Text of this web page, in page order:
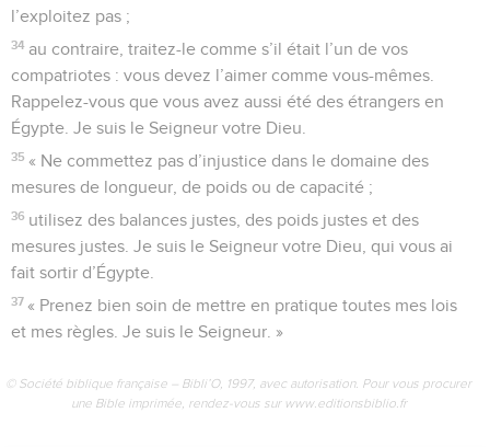
l’exploitez pas ;
34 au contraire, traitez-le comme s’il était l’un de vos
compatriotes : vous devez l’aimer comme vous-mêmes.
Rappelez-vous que vous avez aussi été des étrangers en
Égypte. Je suis le Seigneur votre Dieu.
35 « Ne commettez pas d’injustice dans le domaine des
mesures de longueur, de poids ou de capacité ;
36 utilisez des balances justes, des poids justes et des
mesures justes. Je suis le Seigneur votre Dieu, qui vous ai
fait sortir d’Égypte.
37 « Prenez bien soin de mettre en pratique toutes mes lois
et mes règles. Je suis le Seigneur. »
© Société biblique française – Bibli’O, 1997, avec autorisation. Pour vous procurer
une Bible imprimée, rendez-vous sur www.editionsbiblio.fr